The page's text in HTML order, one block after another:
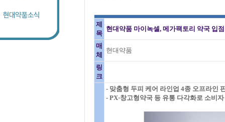
제
목
현대약품 마이녹셀, 메가팩토리 약국 입
매
체
현대약품
링
크
- 맞춤형 두피 케어 라인업 4종 오프라인
- PX·창고형약국 등 유통 다각화로 소비